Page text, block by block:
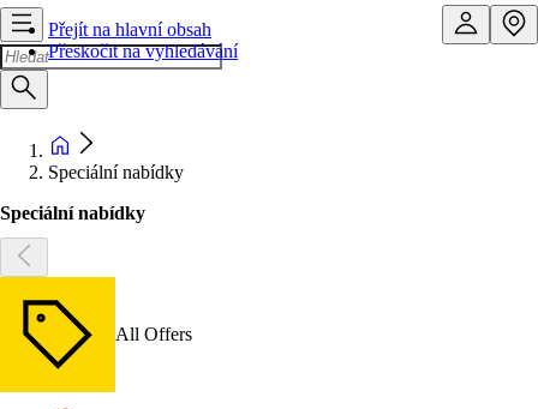
Přejít na hlavní obsah
Přeskočit na vyhledávání
Speciální nabídky
Speciální nabídky
All Offers